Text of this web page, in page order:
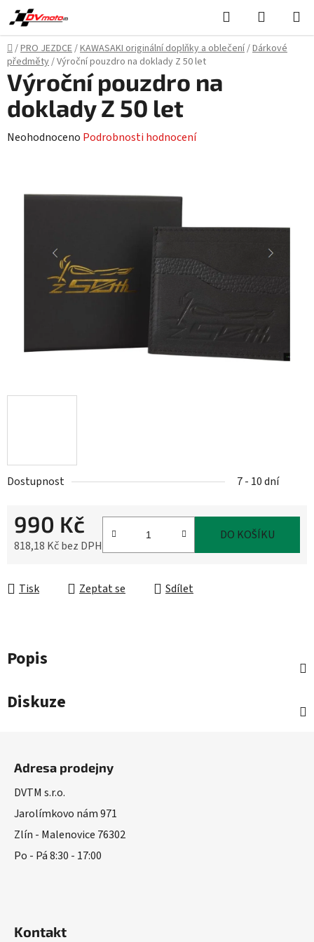
Přejít
na
obsah
Hledat
KOŠÍK
Domů
/PRO JEZDCE/KAWASAKI originální doplňky a oblečení/Dárkové
předměty/Výroční pouzdro na doklady Z 50 let
Dostupnost 7 - 10 dní
990 Kč
818,18 Kč bez DPH
DO KOŠÍKU
Tisk Zeptat se Sdílet
Výroční pouzdro na
doklady Z 50 let
Průměrné
Neohodnoceno Podrobnosti hodnocení
Popis
Diskuze
Adresa prodejny
DVTM s.r.o.
Jarolímkovo nám 971
Zlín - Malenovice 76302
Po - Pá 8:30 - 17:00
Kontakt